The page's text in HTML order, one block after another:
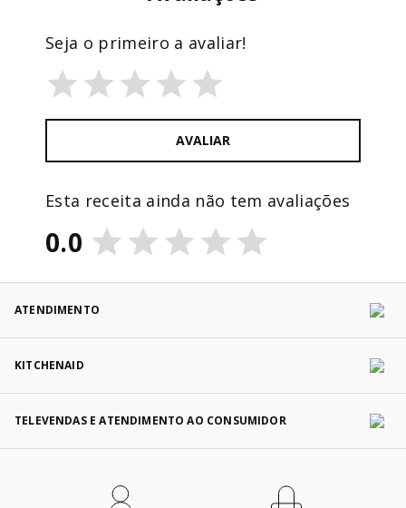
Esta receita ainda não tem avaliações
0.0
Seja o primeiro a avaliar!
AVALIAR
ATENDIMENTO
KITCHENAID
TELEVENDAS E ATENDIMENTO AO CONSUMIDOR